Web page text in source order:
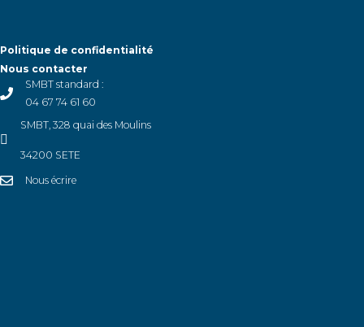
Politique de confidentialité
Nous contacter
SMBT standard :
04 67 74 61 60
SMBT, 328 quai des Moulins
34200 SETE
Nous écrire